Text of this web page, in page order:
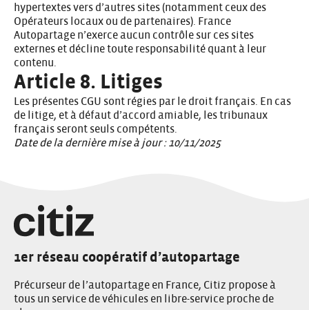
hypertextes vers d’autres sites (notamment ceux des
Opérateurs locaux ou de partenaires). France
Autopartage n’exerce aucun contrôle sur ces sites
externes et décline toute responsabilité quant à leur
contenu.
Article 8. Litiges
Les présentes CGU sont régies par le droit français. En cas
de litige, et à défaut d’accord amiable, les tribunaux
français seront seuls compétents.
Date de la dernière mise à jour : 10/11/2025
1er réseau coopératif d’autopartage
Précurseur de l’autopartage en France, Citiz propose à
tous un service de véhicules en libre-service proche de